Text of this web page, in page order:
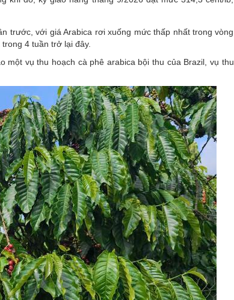
trước, với giá Arabica rơi xuống mức thấp nhất trong vòng
4 tuần trở lại đây.
một vụ thu hoạch cà phê arabica bội thu của Brazil, vụ thu